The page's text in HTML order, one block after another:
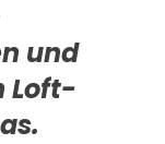
und
Loft-